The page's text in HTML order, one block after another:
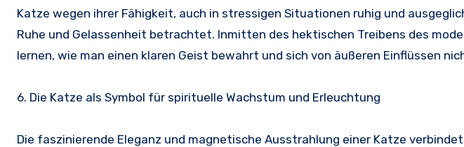
Katze wegen ihrer Fähigkeit, auch in stressigen Situationen ruhig und
Ruhe und Gelassenheit betrachtet. Inmitten des hektischen Treibens des
lernen, wie man einen klaren Geist bewahrt und sich von äußeren Einflüssen
6. Die Katze als Symbol für spirituelle Wachstum und Erleuchtung
Die faszinierende Eleganz und magnetische Ausstrahlung einer Katze